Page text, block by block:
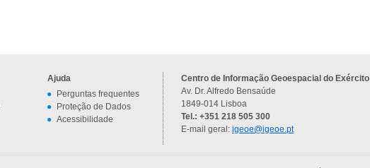
Ajuda
Perguntas frequentes
Proteção de Dados
Acessibilidade
Centro de Informação Geoespacial do Exército
Av. Dr. Alfredo Bensaúde
1849-014 Lisboa
Tel.: +351 218 505 300
E-mail geral: igeoe@igeoe.pt